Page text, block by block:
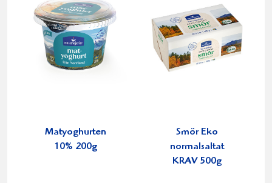
Matyoghurten
10% 200g
Smör Eko
normalsaltat
KRAV 500g